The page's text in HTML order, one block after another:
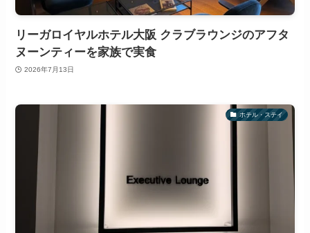
リーガロイヤルホテル大阪 クラブラウンジのアフタ
ヌーンティーを家族で実食
2026年7月13日
ホテル・ステイ